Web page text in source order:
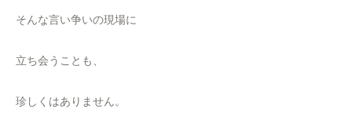
そんな言い争いの現場に
立ち会うことも、
珍しくはありません。